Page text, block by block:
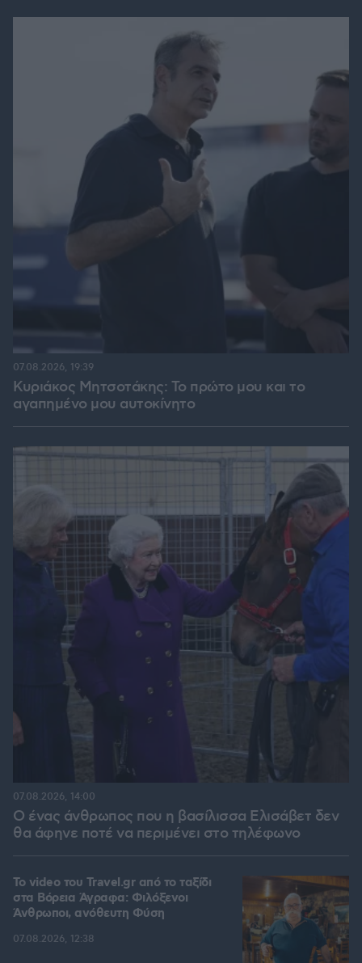
Κυριάκος Μητσοτάκης: Το πρώτο μου και το
αγαπημένο μου αυτοκίνητο
07.08.2026, 19:39
Ο ένας άνθρωπος που η βασίλισσα Ελισάβετ δεν
θα άφηνε ποτέ να περιμένει στο τηλέφωνο
07.08.2026, 14:00
To video του Travel.gr από το ταξίδι
στα Βόρεια Άγραφα: Φιλόξενοι
Άνθρωποι, ανόθευτη Φύση
07.08.2026, 12:38